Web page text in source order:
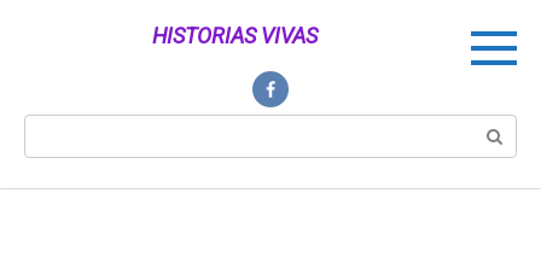
HISTORIAS VIVAS
Поиск: